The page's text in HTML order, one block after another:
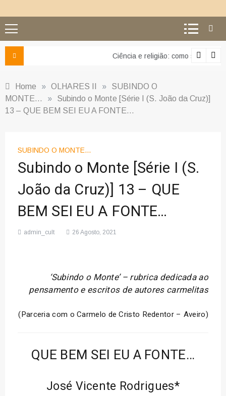
Ciência e religião: como superar o equívoco do conflito
Home » OLHARES II »
SUBINDO O
MONTE...
»
Subindo o Monte [Série I (S. João da Cruz)]
13 – QUE BEM SEI EU A FONTE…
SUBINDO O MONTE...
Subindo o Monte [Série I (S.
João da Cruz)] 13 – QUE
BEM SEI EU A FONTE…
admin_cult 26 Agosto, 2021
‘Subindo o Monte’ – rubrica dedicada ao
pensamento e escritos de autores carmelitas
(Parceria com o Carmelo de Cristo Redentor – Aveiro)
QUE BEM SEI EU A FONTE…
José Vicente Rodrigues*